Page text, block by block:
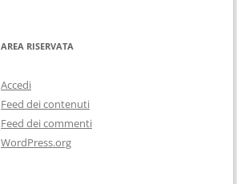
AREA RISERVATA
Accedi
Feed dei contenuti
Feed dei commenti
WordPress.org